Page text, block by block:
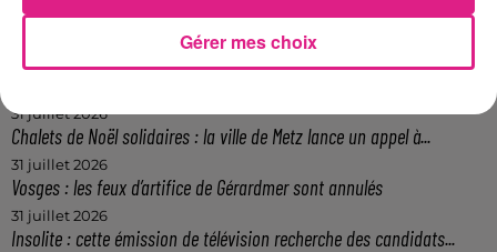
4 août 2026
Officiel : le lac de Madine reporte son feu d’artifice
4 août 2026
31 juillet 2026
Chalets de Noël solidaires : la ville de Metz lance un appel à...
31 juillet 2026
Vosges : les feux d’artifice de Gérardmer sont annulés
31 juillet 2026
Insolite : cette émission de télévision recherche des candidats...
Gérer mes choix